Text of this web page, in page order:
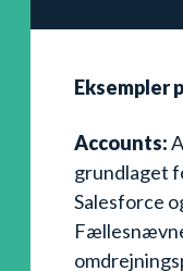
Eksempler
Accounts:
grundlaget
Salesforce